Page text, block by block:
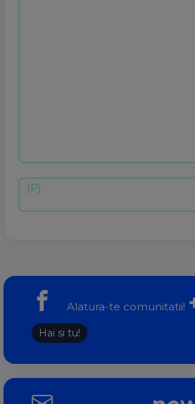
Alatura-te comunitatii!
Hai si tu!